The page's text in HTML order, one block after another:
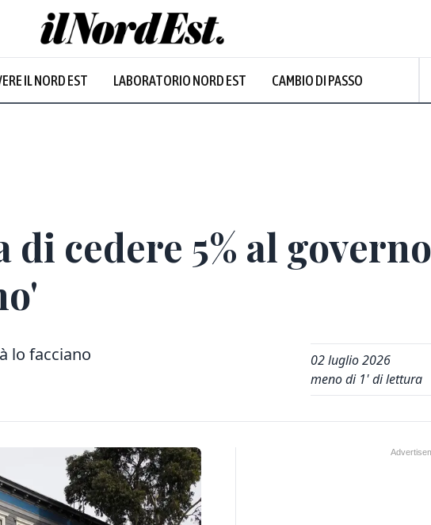
IL NORD EST LABORATORIO NORD EST CAMBIO DI PASSO
Nuvoloso
cedere 5% al
lo facciano
02 luglio 2026
meno di 1' di lettura